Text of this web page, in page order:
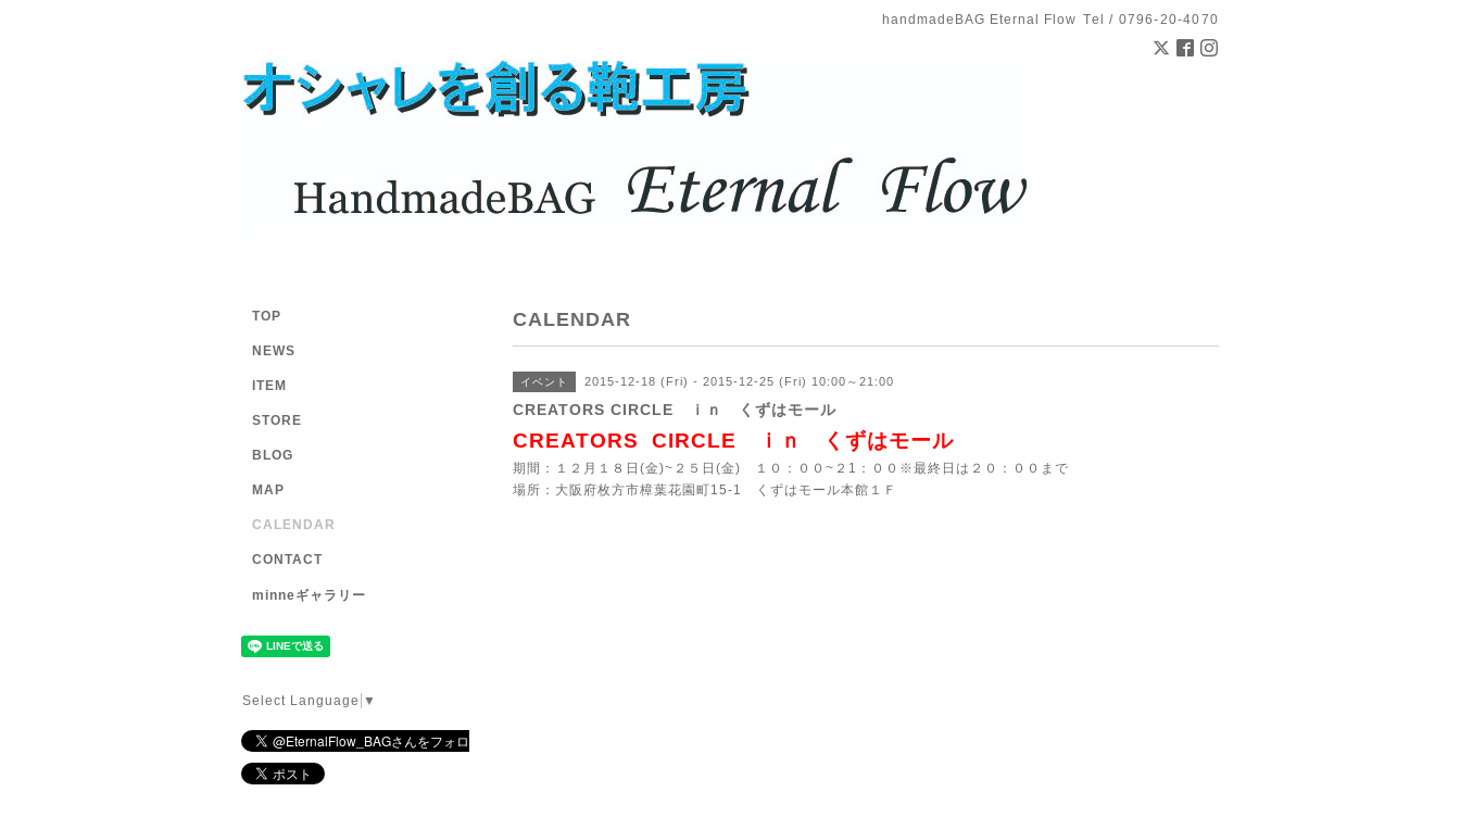
handmadeBAG Eternal Flow Tel / 0796-20-4070
CALENDAR
イベント 2015-12-18 (Fri) - 2015-12-25 (Fri) 10:00～21:00
CREATORS CIRCLE ｉｎ くずはモール
CREATORS CIRCLE ｉｎ くずはモール
期間：１２月１８日(金)~２５日(金) １０：００~２1：００※最終日は２０：００まで
場所：大阪府枚方市樟葉花園町15-1 くずはモール本館１Ｆ
TOP
NEWS
ITEM
STORE
BLOG
MAP
CALENDAR
CONTACT
minneギャラリー
Select Language ▼